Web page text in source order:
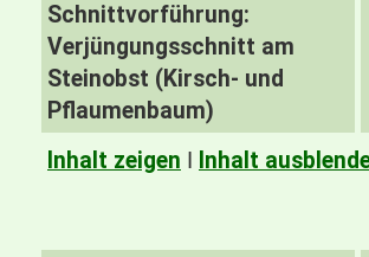
Schnittvorführung:
Verjüngungsschnitt am
Steinobst (Kirsch- und
Pflaumenbaum)
Inhalt zeigen I Inhalt